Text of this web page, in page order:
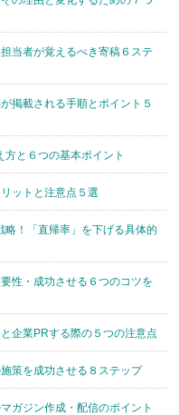
当者が覚えるべき寄稿６ステ
掲載される手順とポイント５
と６つの基本ポイント
ットと注意点５選
！「直帰率」を下げる具体的
性・成功させる６つのコツを
企業PRする際の５つの注意点
策を成功させる８ステップ
ガジン作成・配信のポイント